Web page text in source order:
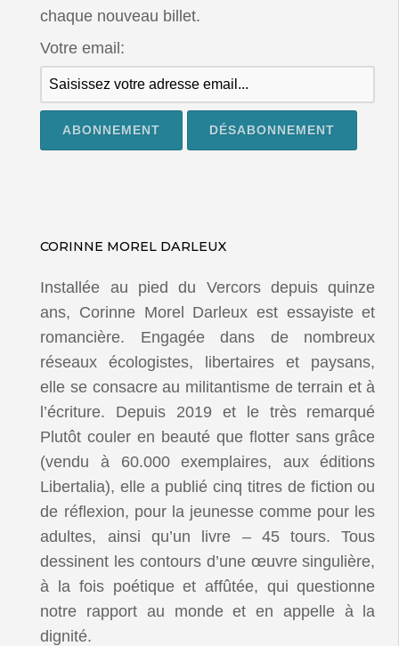
chaque nouveau billet.
Votre email:
CORINNE MOREL DARLEUX
Installée au pied du Vercors depuis quinze
ans, Corinne Morel Darleux est essayiste et
romancière. Engagée dans de nombreux
réseaux écologistes, libertaires et paysans,
elle se consacre au militantisme de terrain et à
l’écriture. Depuis 2019 et le très remarqué
Plutôt couler en beauté que flotter sans grâce
(vendu à 60.000 exemplaires, aux éditions
Libertalia), elle a publié cinq titres de fiction ou
de réflexion, pour la jeunesse comme pour les
adultes, ainsi qu’un livre – 45 tours. Tous
dessinent les contours d’une œuvre singulière,
à la fois poétique et affûtée, qui questionne
notre rapport au monde et en appelle à la
dignité.